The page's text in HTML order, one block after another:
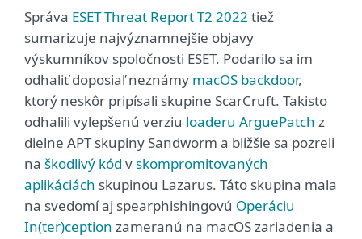
Správa ESET Threat Report T2 2022 tiež
sumarizuje najvýznamnejšie objavy
výskumníkov spoločnosti ESET. Podarilo sa im
odhaliť doposiaľ neznámy macOS backdoor,
ktorý neskôr pripísali skupine ScarCruft. Takisto
odhalili vylepšenú verziu loaderu ArguePatch z
dielne APT skupiny Sandworm a bližšie sa pozreli
na škodlivý kód vskompromitovaných
aplikáciách skupinou Lazarus. Táto skupina mala
na svedomí aj spearphishingovú Operáciu
In(ter)ception zameranú na macOS zariadenia a